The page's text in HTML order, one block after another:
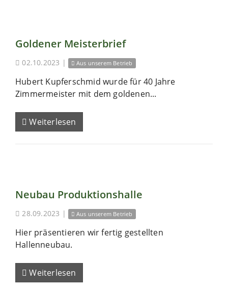
Goldener Meisterbrief
02.10.2023 | Aus unserem Betrieb
Hubert Kupferschmid wurde für 40 Jahre
Zimmermeister mit dem goldenen...
Weiterlesen
Neubau Produktionshalle
28.09.2023 | Aus unserem Betrieb
Hier präsentieren wir fertig gestellten
Hallenneubau.
Weiterlesen